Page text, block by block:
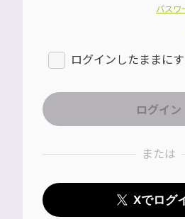
パスワ
ログインしたままに
または
Xでログ